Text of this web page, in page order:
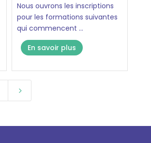
Nous ouvrons les inscriptions
pour les formations suivantes
qui commencent ...
En savoir plus
5